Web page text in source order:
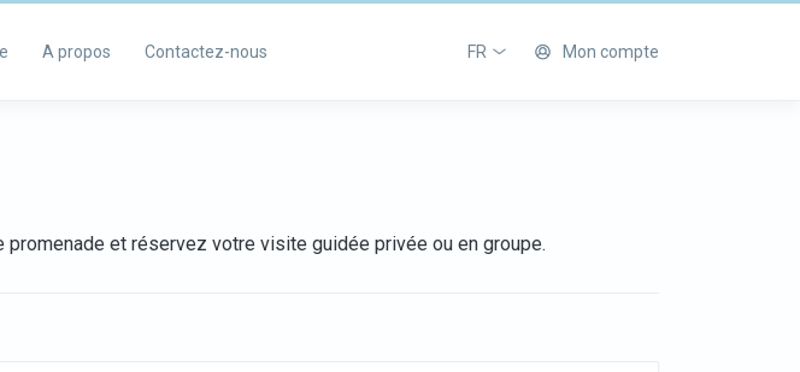
A propos Contactez-nous FR Mon compte
et réservez votre visite guidée privée ou en groupe.